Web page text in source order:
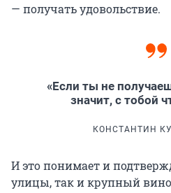
— получать удовольствие.
«Если ты не
значит, с тобой
КОНСТАНТИН
И это понимает и
улицы, так и крупный